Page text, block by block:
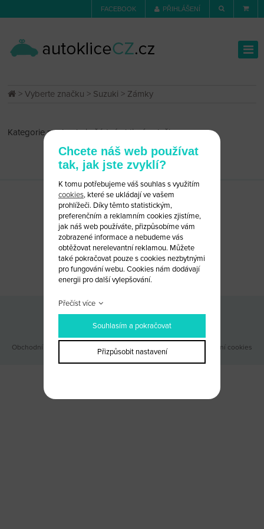
FACEBOOK PŘIHLÁŠENÍ
>Vyberte značku > Suzuki > Zámky
Kategorie neobsahuje žádné aktivní položky
CHCETE PORADIT?NAPIŠTE NÁM
Obchodní podmínky Webové stránky ©2026 PANKREA Nastavení cookies
Chcete náš web používat
tak, jak jste zvyklí?
K tomu potřebujeme váš souhlas s využitím
cookies, které se ukládají ve vašem
prohlížeči. Díky těmto statistickým,
preferenčním a reklamním cookies zjistíme,
jak náš web používáte, přizpůsobíme vám
zobrazené informace a nebudeme vás
obtěžovat nerelevantní reklamou. Můžete
také pokračovat pouze s cookies nezbytnými
pro fungování webu. Cookies nám dodávají
energii pro další vylepšování.
Přečíst více
Souhlasím a pokračovat
Přizpůsobit nastavení